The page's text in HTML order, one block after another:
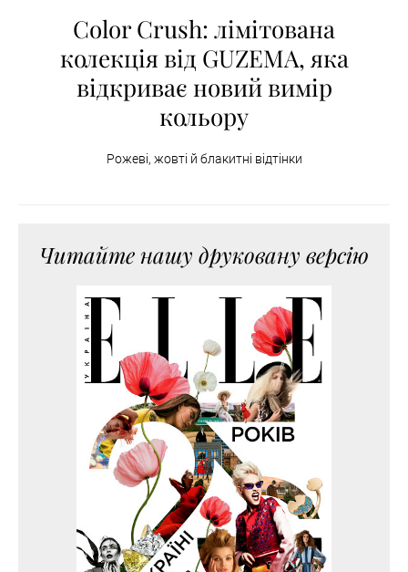
Color Crush: лімітована
колекція від GUZEMA, яка
відкриває новий вимір
кольору
Рожеві, жовті й блакитні відтінки
Читайте нашу друковану версію